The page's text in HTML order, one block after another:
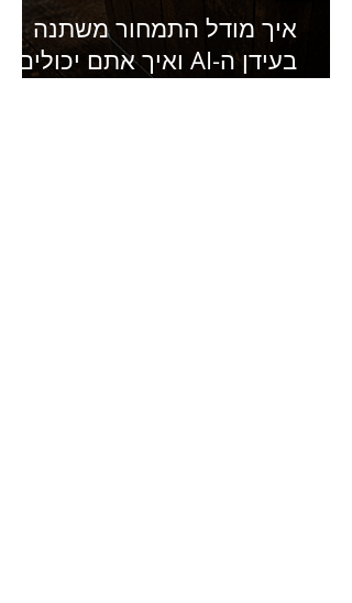
איך מודל התמחור משתנה
בעידן ה-AI ואיך אתם יכולים